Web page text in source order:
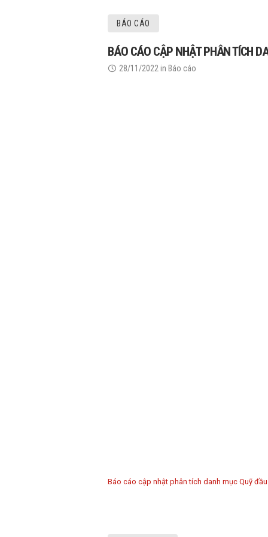
BÁO CÁO
BÁO CÁO CẬP NHẬT PHÂN TÍCH
28/11/2022 in Báo cáo
Báo cáo cập nhật phân tích danh mục Quỹ đầu